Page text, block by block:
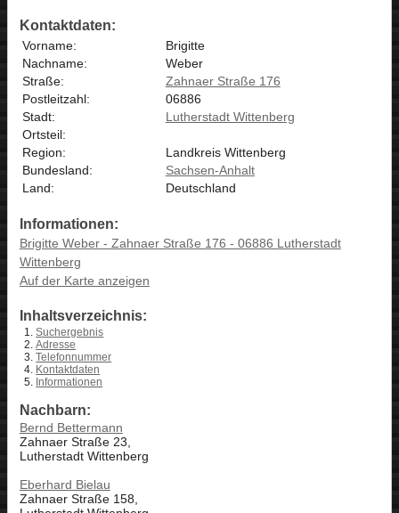
Kontaktdaten:
Vorname:
Brigitte
Nachname:
Weber
Straße:
Zahnaer Straße 176
Postleitzahl:
06886
Stadt:
Lutherstadt Wittenberg
Ortsteil:
Region:
Landkreis Wittenberg
Bundesland:
Sachsen-Anhalt
Land:
Deutschland
Informationen:
Brigitte Weber - Zahnaer Straße 176 - 06886 Lutherstadt
Wittenberg
Auf der Karte anzeigen
Inhaltsverzeichnis:
Suchergebnis
Adresse
Telefonnummer
Kontaktdaten
Informationen
Nachbarn:
Bernd Bettermann
Zahnaer Straße 23,
Lutherstadt Wittenberg
Eberhard Bielau
Zahnaer Straße 158,